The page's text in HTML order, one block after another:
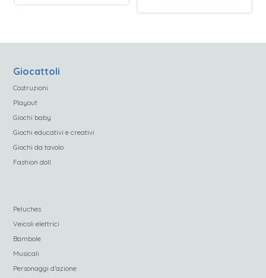
Giocattoli
Costruzioni
Playout
Giochi baby
Giochi educativi e creativi
Giochi da tavolo
Fashion doll
Peluches
Veicoli elettrici
Bambole
Musicali
Personaggi d’azione